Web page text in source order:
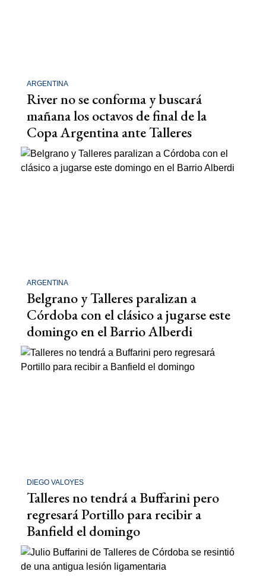
ARGENTINA
River no se conforma y buscará
mañana los octavos de final de la
Copa Argentina ante Talleres
ARGENTINA
Belgrano y Talleres paralizan a
Córdoba con el clásico a jugarse este
domingo en el Barrio Alberdi
DIEGO VALOYES
Talleres no tendrá a Buffarini pero
regresará Portillo para recibir a
Banfield el domingo